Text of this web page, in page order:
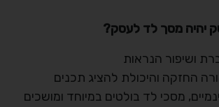
יהיה מסך לד לעסק?
ושיפור הנראות
החזקה והיכולת להציג תכנים
מסכי לד בולטים במיוחד ומושכים